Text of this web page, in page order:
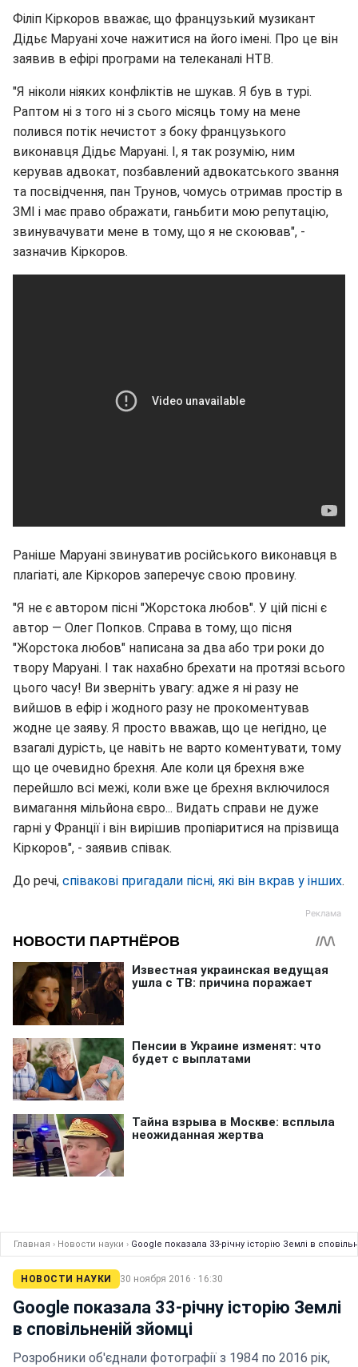
Філіп Кіркоров вважає, що французький музикант
Дідьє Маруані хоче нажитися на його імені. Про це він
заявив в ефірі програми на телеканалі НТВ.
"Я ніколи ніяких конфліктів не шукав. Я був в турі.
Раптом ні з того ні з сього місяць тому на мене
полився потік нечистот з боку французького
виконавця Дідьє Маруані. І, я так розумію, ним
керував адвокат, позбавлений адвокатського звання
та посвідчення, пан Трунов, чомусь отримав простір в
ЗМІ і має право ображати, ганьбити мою репутацію,
звинувачувати мене в тому, що я не скоював", -
зазначив Кіркоров.
Раніше Маруані звинуватив російського виконавця в
плагіаті, але Кіркоров заперечує свою провину.
"Я не є автором пісні "Жорстока любов". У цій пісні є
автор — Олег Попков. Справа в тому, що пісня
"Жорстока любов" написана за два або три роки до
твору Маруані. І так нахабно брехати на протязі всього
цього часу! Ви зверніть увагу: адже я ні разу не
вийшов в ефір і жодного разу не прокоментував
жодне це заяву. Я просто вважав, що це негідно, це
взагалі дурість, це навіть не варто коментувати, тому
що це очевидно брехня. Але коли ця брехня вже
перейшло всі межі, коли вже це брехня включилося
вимагання мільйона євро... Видать справи не дуже
гарні у Франції і він вирішив пропіаритися на прізвища
Кіркоров", - заявив співак.
До речі, співакові пригадали пісні, які він вкрав у інших.
Главная › Новости науки › Google показала 33-річну історію Землі в
НОВОСТИ НАУКИ 30 ноября 2016 · 16:30
Google показала 33-річну історію Землі
в сповільненій зйомці
Розробники об'єднали фотографії з 1984 по 2016 рік,